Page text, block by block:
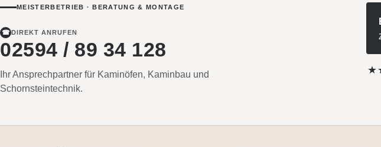
MEISTERBETRIEB · BERATUNG & MONTAGE
☎ DIREKT ANRUFEN
02594 / 89 34 128
Ihr Ansprechpartner für Kaminöfen, Kaminbau und
Schornsteintechnik.